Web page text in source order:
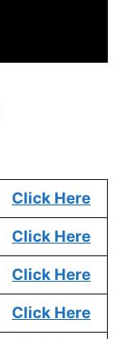
Click Here
Click Here
Click Here
Click Here